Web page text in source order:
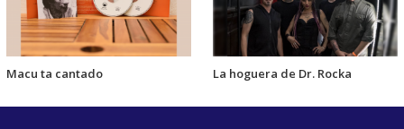
Macu ta cantado La hoguera de Dr. Rocka